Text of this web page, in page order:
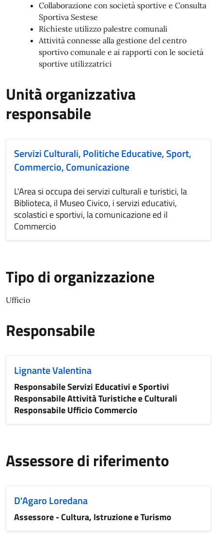
Collaborazione con società sportive e Consulta
Sportiva Sestese
Richieste utilizzo palestre comunali
Attività connesse alla gestione del centro
sportivo comunale e ai rapporti con le società
sportive utilizzatrici
Unità organizzativa
responsabile
Servizi Culturali, Politiche Educative, Sport,
Commercio, Comunicazione
L'Area si occupa dei servizi culturali e turistici, la
Biblioteca, il Museo Civico, i servizi educativi,
scolastici e sportivi, la comunicazione ed il
Commercio
Tipo di organizzazione
Ufficio
Responsabile
Lignante Valentina
Responsabile Servizi Educativi e Sportivi
Responsabile Attività Turistiche e Culturali
Responsabile Ufficio Commercio
Assessore di riferimento
D'Agaro Loredana
Assessore - Cultura, Istruzione e Turismo